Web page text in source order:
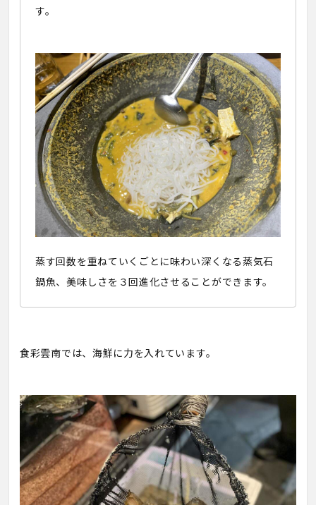
す。
蒸す回数を重ねていくごとに味わい深くなる蒸気石
鍋魚、美味しさを３回進化させることができます。
食彩雲南では、海鮮に力を入れています。